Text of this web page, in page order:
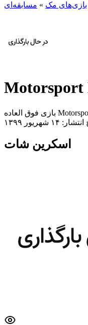
بازی‌های مک » مسابقه‌ای
Motorsport
۱۴ شهریور ۱۳۹۹
اسکرین شات